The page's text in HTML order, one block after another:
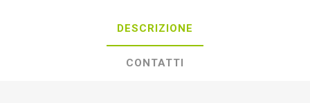
DESCRIZIONE
CONTATTI